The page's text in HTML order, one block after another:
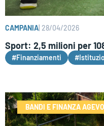
CAMPANIA 28/04/2026
Sport: 2,5 milioni per
#Finanziamenti
BANDI E FINANZA